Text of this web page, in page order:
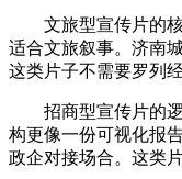
文旅型宣传片的核
适合文旅叙事。济南
这类片子不需要罗列
招商型宣传片的逻
构更像一份可视化报
政企对接场合。这类